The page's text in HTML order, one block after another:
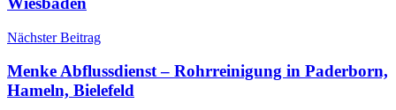
Nächster Beitrag
Menke Abflussdienst – Rohrreinigung in Paderborn,
Hameln, Bielefeld